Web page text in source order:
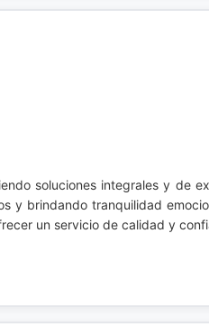
soluciones integrales y de
brindando tranquilidad
un servicio de calidad y